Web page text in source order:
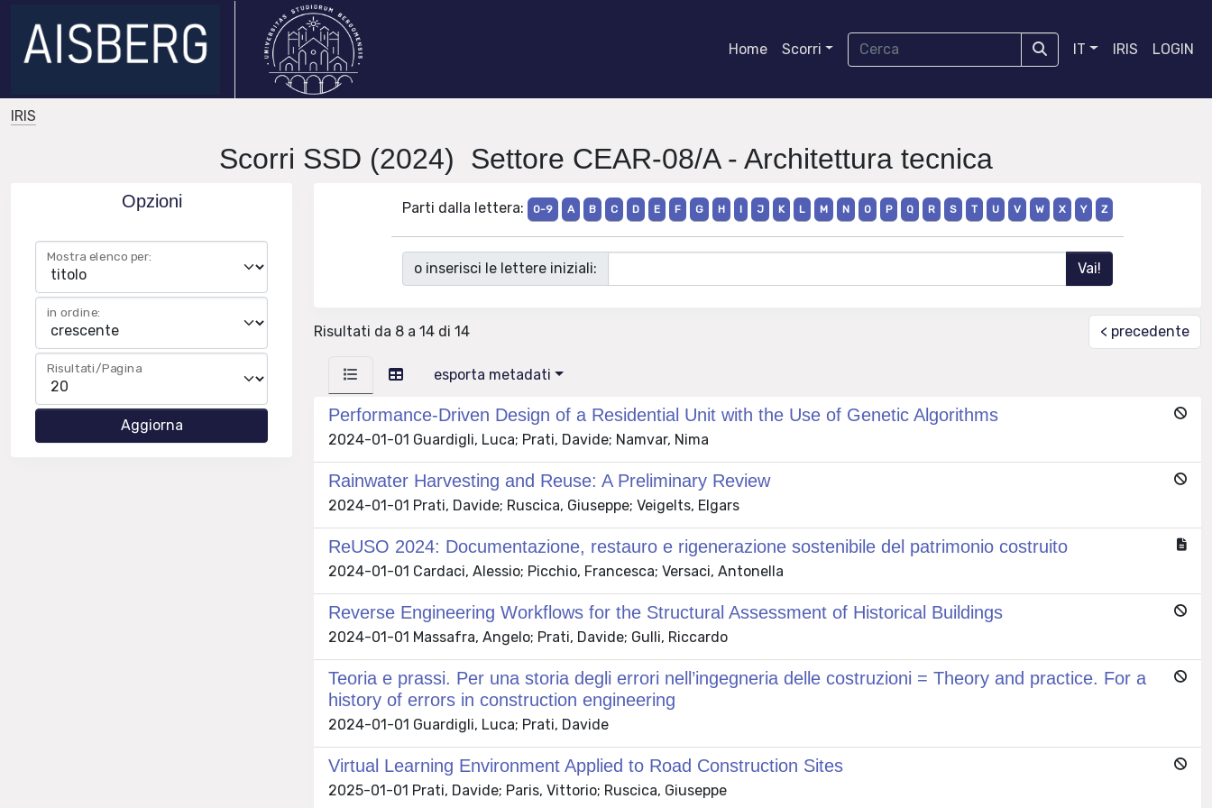
Home Scorri IT IRIS LOGIN
IRIS
Scorri SSD (2024) Settore CEAR-08/A - Architettura tecnica
Opzioni
Mostra elenco per:
in ordine:
Risultati/Pagina
Parti dalla lettera: 0-9 A B C D E F G H I J K L M N O P Q R S T U V W X Y Z
o inserisci le lettere iniziali:
Risultati da 8 a 14 di 14 < precedente
esporta metadati
Performance-Driven Design of a Residential Unit with the Use of Genetic Algorithms
2024-01-01 Guardigli, Luca; Prati, Davide; Namvar, Nima
Rainwater Harvesting and Reuse: A Preliminary Review
2024-01-01 Prati, Davide; Ruscica, Giuseppe; Veigelts, Elgars
ReUSO 2024: Documentazione, restauro e rigenerazione sostenibile del patrimonio costruito
2024-01-01 Cardaci, Alessio; Picchio, Francesca; Versaci, Antonella
Reverse Engineering Workflows for the Structural Assessment of Historical Buildings
2024-01-01 Massafra, Angelo; Prati, Davide; Gulli, Riccardo
Teoria e prassi. Per una storia degli errori nell’ingegneria delle costruzioni = Theory and practice. For a
history of errors in construction engineering
2024-01-01 Guardigli, Luca; Prati, Davide
Virtual Learning Environment Applied to Road Construction Sites
2025-01-01 Prati, Davide; Paris, Vittorio; Ruscica, Giuseppe